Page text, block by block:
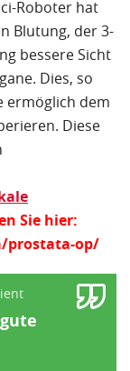
Roboter hat
Blutung, der 3-
bessere Sicht
Dies, so
ermöglich dem
Diese
Sie hier:
prostata-op/